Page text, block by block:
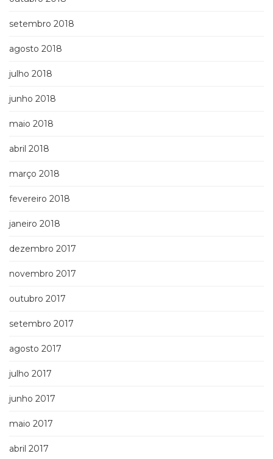
setembro 2018
agosto 2018
julho 2018
junho 2018
maio 2018
abril 2018
março 2018
fevereiro 2018
janeiro 2018
dezembro 2017
novembro 2017
outubro 2017
setembro 2017
agosto 2017
julho 2017
junho 2017
maio 2017
abril 2017